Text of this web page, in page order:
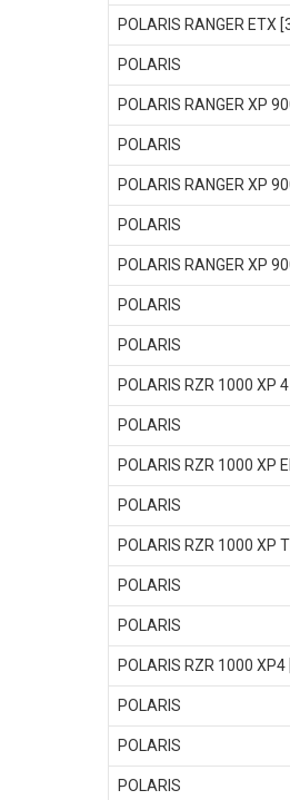
POLARIS RANGER ETX
POLARIS
POLARIS RANGER XP
POLARIS
POLARIS RANGER XP
POLARIS
POLARIS RANGER XP
POLARIS
POLARIS
POLARIS RZR 1000 XP
POLARIS
POLARIS RZR 1000 XP
POLARIS
POLARIS RZR 1000 XP
POLARIS
POLARIS
POLARIS RZR 1000 XP4
POLARIS
POLARIS
POLARIS